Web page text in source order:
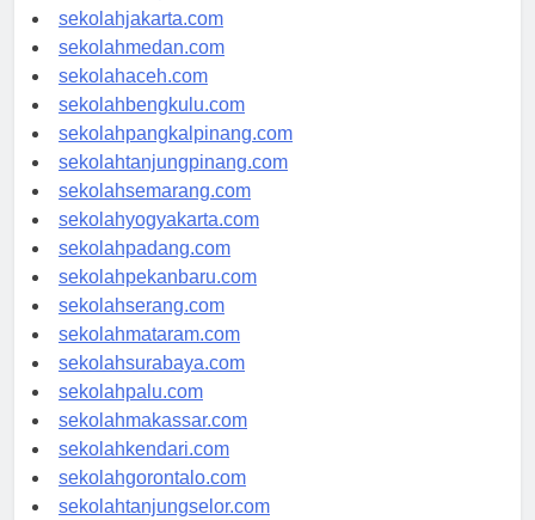
sekolahdenpasar.com
sekolahjakarta.com
sekolahmedan.com
sekolahaceh.com
sekolahbengkulu.com
sekolahpangkalpinang.com
sekolahtanjungpinang.com
sekolahsemarang.com
sekolahyogyakarta.com
sekolahpadang.com
sekolahpekanbaru.com
sekolahserang.com
sekolahmataram.com
sekolahsurabaya.com
sekolahpalu.com
sekolahmakassar.com
sekolahkendari.com
sekolahgorontalo.com